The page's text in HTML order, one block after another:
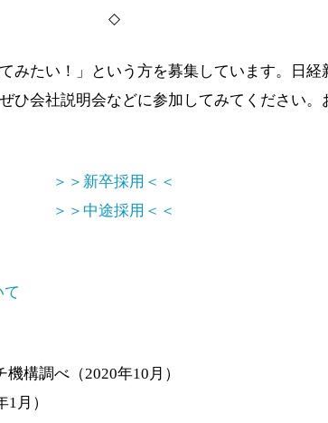
◇
みたい！」という方を募集しています。日
ひ会社説明会などに参加してみてください
＞＞新卒採用＜＜
＞＞中途採用＜＜
て
構調べ（2020年10月）
月）